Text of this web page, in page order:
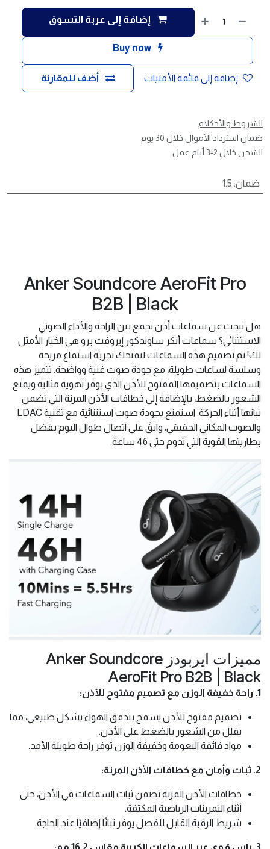
إضافة إلى عربة التسوق
Buy now
أضف للمقارنة إضافة إلى قائمة الأمنيات
الشروط والأحكلام
ضمان استرداد الأموال خلال 30 يوم
الشحن خلال 2-3 أيام عمل
ضمان:
1.5
Anker Soundcore AeroFit Pro
B2B | Black
هل تبحث عن سماعات أذن تجمع بين الراحة والأداء الصوتي
الاستثنائي؟ سماعات أنكر ساوندكور إيروفِت برو هي الخيار الأمثل
لك! تم تصميم هذه السماعات لتمنحك تجربة استماع مريحة
وسلسة لساعات طويلة، مع جودة صوت غنية وواضحة. تتميز هذه
السماعات بتصميمها المفتوح للأذن الذي يوفر تهوية مثالية ويمنع
الشعور بالضغط، بالإضافة إلى خطافات الأذن المرنة التي تضمن
ثباتها أثناء الحركة. استمتع بجودة صوت استثنائية مع تقنية LDAC
والصوت المكاني الحقيقي، وابقَ على اتصال طوال اليوم بفضل
بطاريتها القوية التي تدوم حتى 46 ساعة.
مميزات ايربودز Anker Soundcore
AeroFit Pro B2B | Black
1. راحة خفيفة الوزن مع تصميم مفتوح للأذن:
تصميم مفتوح للأذن يسمح بتدفق الهواء بشكل طبيعي، مما
يقلل من الشعور بالضغط على الأذن.
مواد فائقة النعومة وخفيفة الوزن توفر راحة طويلة الأمد.
2. ثبات وأمان مع خطافات الأذن المرنة:
خطافات الأذن المرنة تضمن ثبات السماعات في الأذن، حتى
أثناء التمرينات الرياضية المكثفة.
شريط الرقبة القابل للفصل يوفر ثباتًا إضافيًا عند الحاجة.
3. باس قوي عبر السماعات الكبيرة مقاس 16.2 مم: